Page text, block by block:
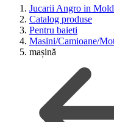
Jucarii Angro in
Catalog produse
Pentru baieti
Masini/Camioane/
mașină